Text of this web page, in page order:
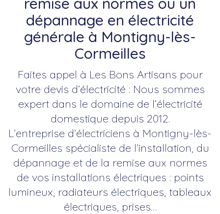
dépannage en électricité
générale à Montigny-lès-
Cormeilles
Faites appel à Les Bons Artisans pour
votre devis d’électricité : Nous sommes
expert dans le domaine de l’électricité
domestique depuis 2012.
L’entreprise d’électriciens à Montigny-lès-
Cormeilles spécialiste de l’installation, du
dépannage et de la remise aux normes
de vos installations électriques : points
lumineux, radiateurs électriques, tableaux
électriques, prises…